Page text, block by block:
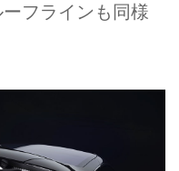
フラインも同様